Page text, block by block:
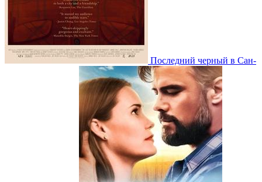
Последний черный в Сан-